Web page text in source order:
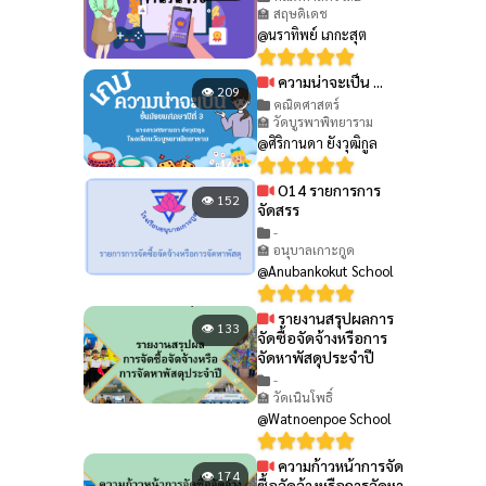
🏫 สฤษดิเดช
@นราทิพย์ เภกะสุต
👁 209 ความน่าจะเป็น ...
คณิตศาสตร์
🏫 วัดบูรพาพิทยาราม
@ศิริกานดา ยังวุฒิกูล
👁 152
O14 รายการการ
จัดสรร
-
🏫 อนุบาลเกาะกูด
@Anubankokut School
👁 133
รายงานสรุปผลการ
จัดซื้อจัดจ้างหรือการ
จัดหาพัสดุประจำปี
-
🏫 วัดเนินโพธิ์
@Watnoenpoe School
👁 174
ความก้าวหน้าการจัด